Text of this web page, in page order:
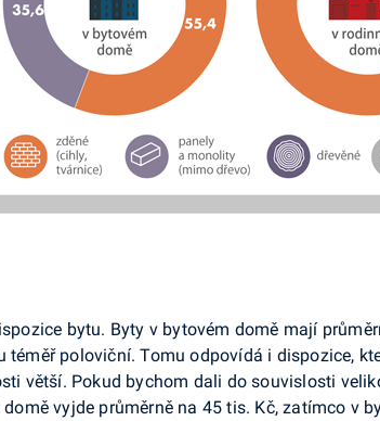
bytu. Byty v bytovém domě mají
poloviční. Tomu odpovídá i dispozice,
větší. Pokud bychom dali do souvislosti
vyjde průměrně na 45 tis. Kč, zatímco v